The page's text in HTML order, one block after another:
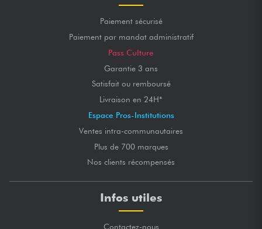
Paiement sécurisé
Paiement par mandat administratif
Pass Culture
Garantie 3 ans
Satisfait ou remboursé
Livraison en 24H*
Espace Pros-Institutions
Ventes intra-communautaires
Plus de 700 marques
Nos clients récompensés
Infos utiles
Contactez-nous